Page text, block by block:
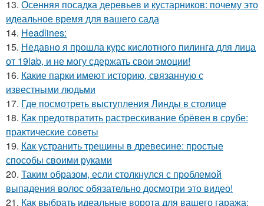
13. Осенняя посадка деревьев и кустарников: почему это
идеальное время для вашего сада
14. Headlines:
15. Недавно я прошла курс кислотного пилинга для лица
от 19lab, и не могу сдержать свои эмоции!
16. Какие парки имеют историю, связанную с
известными людьми
17. Где посмотреть выступления Линды в столице
18. Как предотвратить растрескивание брёвен в срубе:
практические советы
19. Как устранить трещины в древесине: простые
способы своими руками
20. Таким образом, если столкнулся с проблемой
выпадения волос обязательно досмотри это видео!
21. Как выбрать идеальные ворота для вашего гаража: